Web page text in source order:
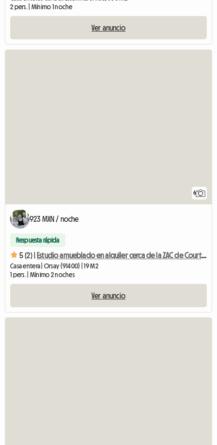
2 pers. | Mínimo 1 noche
Ver anuncio
6
923 MXN / noche
Respuesta rápida
5 (2) | Estudio amueblado en alquiler cerca de la ZAC de Courtaboeuf
Casa entera | Orsay (91400) | 19 M2
1 pers. | Mínimo 2 noches
Ver anuncio